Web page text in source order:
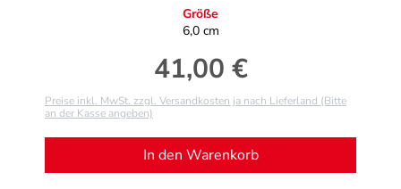
Größe
6,0 cm
Regulärer Preis:
41,00 €
Preise inkl. MwSt. zzgl. Versandkosten ja nach Lieferland (Bitte
an der Kasse angeben)
In den Warenkorb